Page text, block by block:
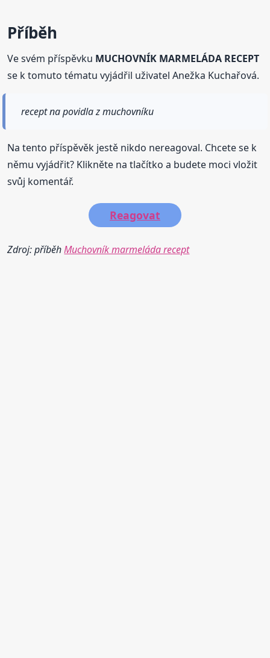
Příběh
Ve svém příspěvku MUCHOVNÍK MARMELÁDA RECEPT
se k tomuto tématu vyjádřil uživatel Anežka Kuchařová.
recept na povidla z muchovníku
Na tento příspěvěk jestě nikdo nereagoval. Chcete se k
němu vyjádřit? Klikněte na tlačítko a budete moci vložit
svůj komentář.
Reagovat
Zdroj: příběhMuchovník marmeláda recept